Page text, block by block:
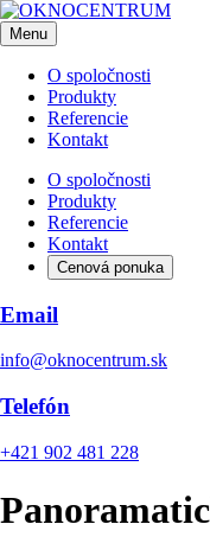
Menu
O spoločnosti
Produkty
Referencie
Kontakt
O spoločnosti
Produkty
Referencie
Kontakt
Cenová ponuka
Email
info@oknocentrum.sk
Telefón
+421 902 481 228